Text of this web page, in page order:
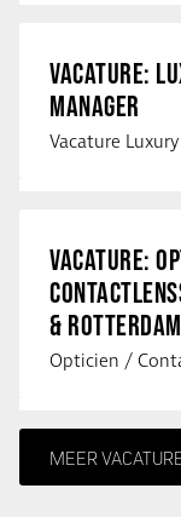
VACATURE:
MANAGER
VACATURE:
& ROTTERDAM
MEER